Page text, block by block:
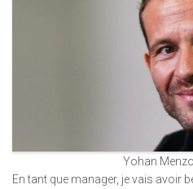
Yohan
En tant que manager, je vais avoir